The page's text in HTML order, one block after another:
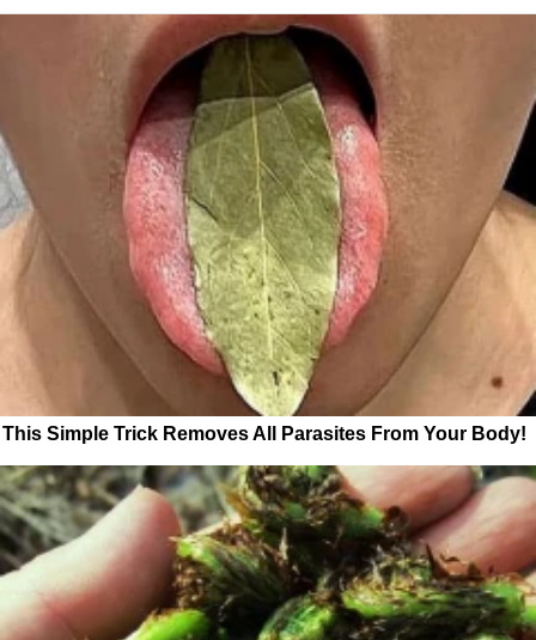
This Simple Trick Removes All Parasites From Your Body!